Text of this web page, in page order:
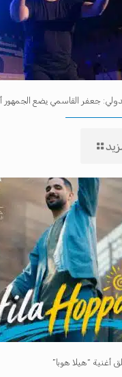
جعفر القاسمي يضع الجمهور
أغنية “هيلا هوبا”